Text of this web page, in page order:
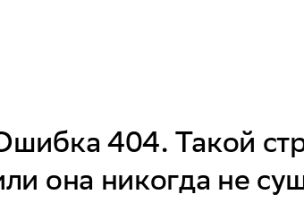
404. Такой
она никогда не